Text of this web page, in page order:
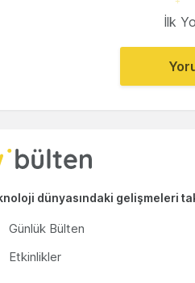
İlk
dünyasındaki gelişmeleri
Günlük Bülten
Etkinlikler